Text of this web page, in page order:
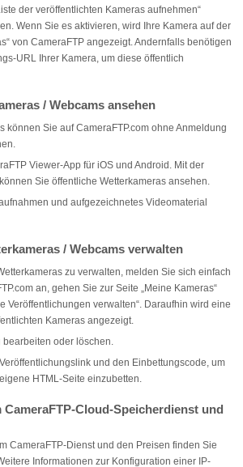
der veröffentlichten Kameras aufnehmen“
Wenn Sie es aktivieren, wird Ihre Kamera auf der
von CameraFTP angezeigt. Andernfalls benötigen
URL Ihrer Kamera, um diese öffentlich
/ Webcams ansehen
können Sie auf CameraFTP.com ohne Anmeldung
Viewer-App für iOS und Android. Mit der
Sie öffentliche Wetterkameras ansehen.
und aufgezeichnetes Videomaterial
/ Webcams verwalten
zu verwalten, melden Sie sich einfach
an, gehen Sie zur Seite „Meine Kameras“
Veröffentlichungen verwalten“. Daraufhin wird eine
Kameras angezeigt.
oder löschen.
und den Einbettungscode, um
HTML-Seite einzubetten.
CameraFTP-Cloud-Speicherdienst und
CameraFTP-Dienst und den Preisen finden Sie
Informationen zur Konfiguration einer IP-